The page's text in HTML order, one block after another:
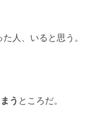
人、いると思う。
う ところだ。